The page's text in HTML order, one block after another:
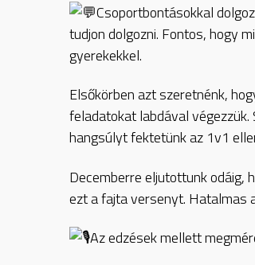
Csoportbontásokkal
tudjon dolgozni. Fontos, hogy
gyerekekkel.
Elsőkörben azt szeretnénk,
feladatokat labdával
hangsúlyt fektetünk az 1v1
Decemberre eljutottunk odáig,
ezt a fajta versenyt. Hatalmas
Az edzések mellett